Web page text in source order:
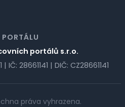
portálů s.r.o.
28661141 | DIČ: CZ28661141
práva vyhrazena.